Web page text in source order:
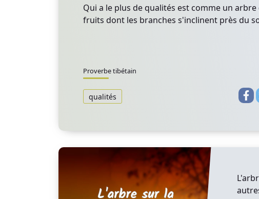
Qui a le plus de qualités est comme un
fruits dont les branches s'inclinent près du
Proverbe tibétain
qualités